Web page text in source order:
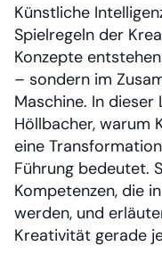
Künstliche
Spielregeln der
Konzepte
– sondern im
Maschine. In
Höllbacher, warum
eine
Führung bedeutet.
Kompetenzen, die
werden, und
Kreativität gerade